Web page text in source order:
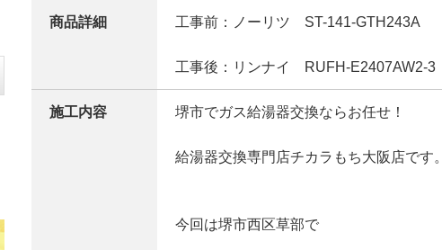
商品詳細 工事前：ノーリツ ST-141-GTH243A
工事後：リンナイ RUFH-E2407AW2-3
施工内容 堺市でガス給湯器交換ならお任せ！
給湯器交換専門店チカラもち大阪店です。
今回は堺市西区草部で